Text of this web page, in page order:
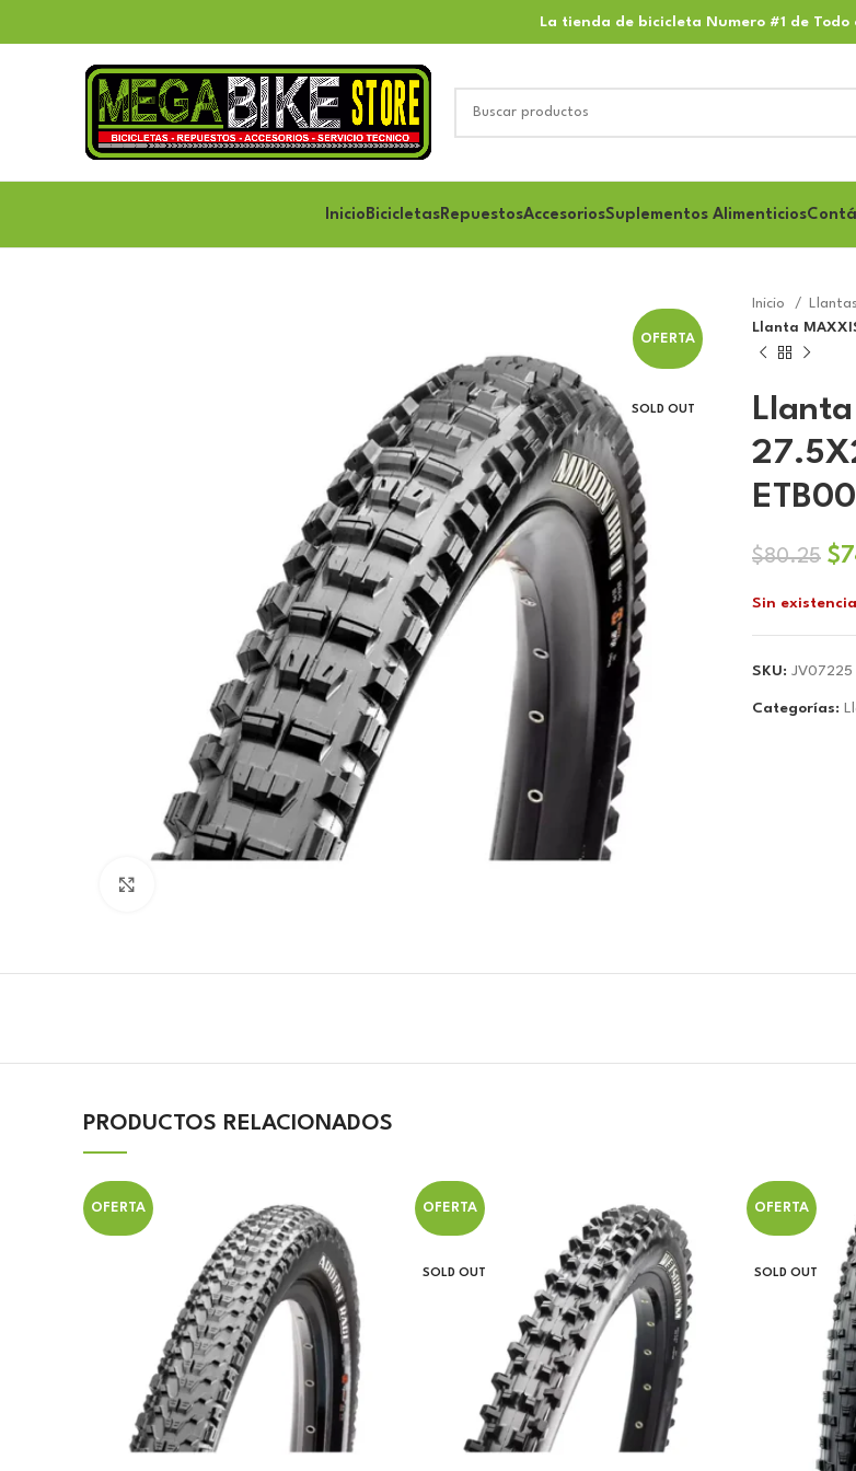
La tienda de bicicleta Numero #1 de Todo
Inicio BicicletasRepuestosAccesoriosSuplementos Alimenticios
OFERTA
SOLD OUT
Inicio
Llanta
$80.25 El
$
Sin
SKU: JV07225
Categorías:
PRODUCTOS RELACIONADOS
OFERTA OFERTA
SOLD OUT
OFERTA
SOLD OUT